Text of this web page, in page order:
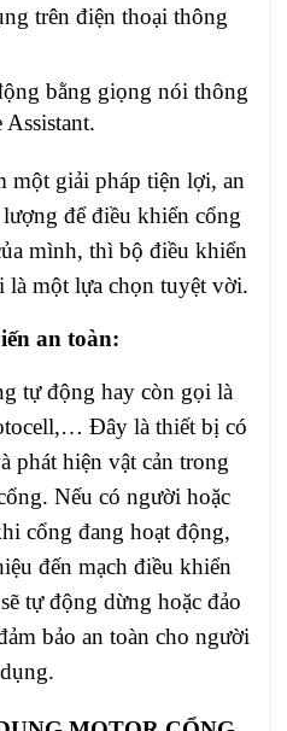
trên điện thoại thông
bằng giọng nói thông
một giải pháp tiện lợi, an
để điều khiển cổng
mình, thì bộ điều khiển
một lựa chọn tuyệt vời.
an toàn:
tự động hay còn gọi là
Đây là thiết bị có
phát hiện vật cản trong
Nếu có người hoặc
cổng đang hoạt động,
đến mạch điều khiển
tự động dừng hoặc đảo
bảo an toàn cho người